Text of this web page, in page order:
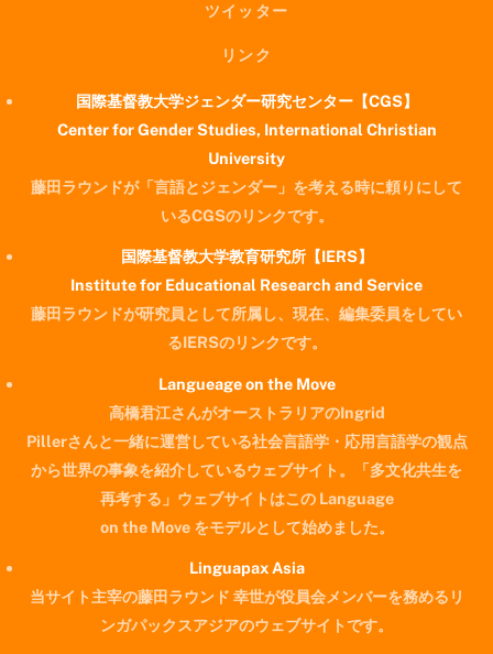
ツイッター
リンク
国際基督教大学ジェンダー研究センター【CGS】
Center for Gender Studies, International Christian
University
藤田ラウンドが「言語とジェンダー」を考える時に頼りにして
いるCGSのリンクです。
国際基督教大学教育研究所【IERS】
Institute for Educational Research and Service
藤田ラウンドが研究員として所属し、現在、編集委員をしてい
るIERSのリンクです。
Langueage on the Move
高橋君江さんがオーストラリアのIngrid
Pillerさんと一緒に運営している社会言語学・応用言語学の観点
から世界の事象を紹介しているウェブサイト。「多文化共生を
再考する」ウェブサイトはこの Language
on the Move をモデルとして始めました。
Linguapax Asia
当サイト主宰の藤田ラウンド 幸世が役員会メンバーを務めるリ
ンガパックスアジアのウェブサイトです。